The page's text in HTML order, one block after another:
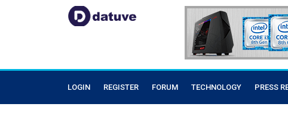
LOGIN REGISTER FORUM TECHNOLOGY PRESS